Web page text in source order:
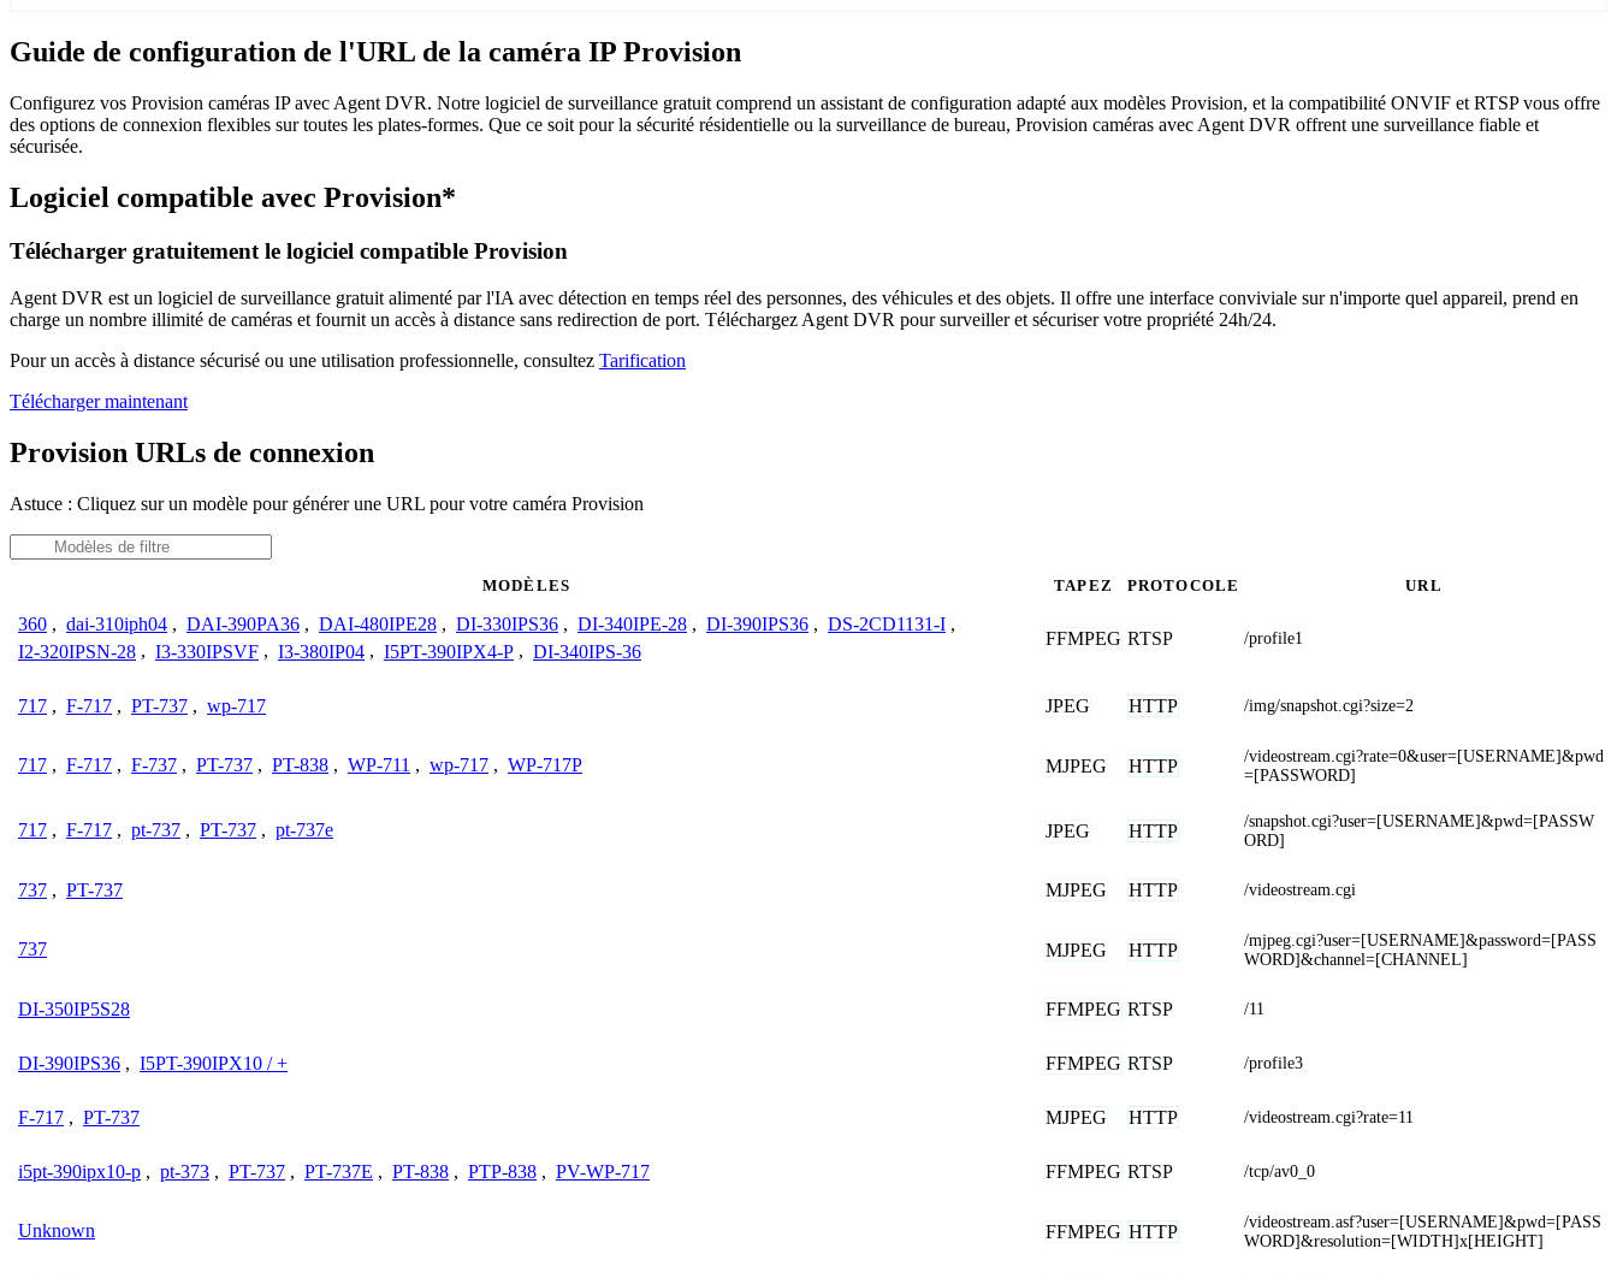
Guide de configuration de l'URL de la caméra IP Provision
Configurez vos Provision caméras IP avec Agent DVR. Notre logiciel de surveillance gratuit comprend un assistant de configuration adapté aux modèles Provision, et la compatibilité ONVIF et RTSP vous offre
des options de connexion flexibles sur toutes les plates-formes. Que ce soit pour la sécurité résidentielle ou la surveillance de bureau, Provision caméras avec Agent DVR offrent une surveillance fiable et
sécurisée.
Logiciel compatible avec Provision*
Télécharger gratuitement le logiciel compatible Provision
Agent DVR est un logiciel de surveillance gratuit alimenté par l'IA avec détection en temps réel des personnes, des véhicules et des objets. Il offre une interface conviviale sur n'importe quel appareil, prend en
charge un nombre illimité de caméras et fournit un accès à distance sans redirection de port. Téléchargez Agent DVR pour surveiller et sécuriser votre propriété 24h/24.
Pour un accès à distance sécurisé ou une utilisation professionnelle, consultez Tarification
Télécharger maintenant
Provision URLs de connexion
Astuce : Cliquez sur un modèle pour générer une URL pour votre caméra Provision
MODÈLES TAPEZ PROTOCOLE URL
360 , dai-310iph04 , DAI-390PA36 , DAI-480IPE28 , DI-330IPS36 , DI-340IPE-28 , DI-390IPS36 , DS-2CD1131-I ,
I2-320IPSN-28 , I3-330IPSVF , I3-380IP04 , I5PT-390IPX4-P , DI-340IPS-36
FFMPEG RTSP /profile1
717 , F-717 , PT-737 , wp-717 JPEG HTTP /img/snapshot.cgi?size=2
717 , F-717 , F-737 , PT-737 , PT-838 , WP-711 , wp-717 , WP-717P MJPEG HTTP
/videostream.cgi?rate=0&user=[USERNAME]&pwd
=[PASSWORD]
717 , F-717 , pt-737 , PT-737 , pt-737e JPEG HTTP
/snapshot.cgi?user=[USERNAME]&pwd=[PASSW
ORD]
737 , PT-737 MJPEG HTTP /videostream.cgi
737 MJPEG HTTP
/mjpeg.cgi?user=[USERNAME]&password=[PASS
WORD]&channel=[CHANNEL]
DI-350IP5S28 FFMPEG RTSP /11
DI-390IPS36 , I5PT-390IPX10 / + FFMPEG RTSP /profile3
F-717 , PT-737 MJPEG HTTP /videostream.cgi?rate=11
i5pt-390ipx10-p , pt-373 , PT-737 , PT-737E , PT-838 , PTP-838 , PV-WP-717 FFMPEG RTSP /tcp/av0_0
Unknown FFMPEG HTTP
/videostream.asf?user=[USERNAME]&pwd=[PASS
WORD]&resolution=[WIDTH]x[HEIGHT]